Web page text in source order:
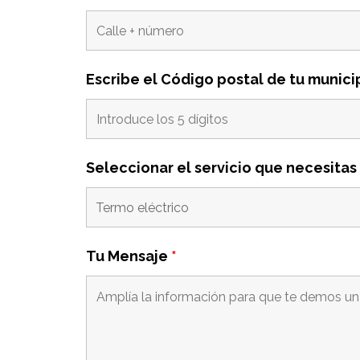
Escribe el Código postal de tu
Seleccionar el servicio que necesitas
Tu Mensaje *